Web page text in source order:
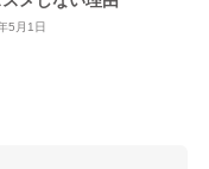
5月1日